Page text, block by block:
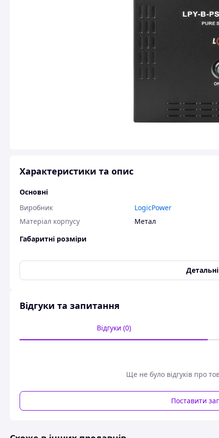
Характеристики та опис
Основні
Виробник
LogicPower
Матеріал корпусу
Метал
Габаритні розміри
Ширина
220 мм
Тип індикації
LCD
50/60
Джерела безперебійного живлення (ДБЖ) з правильною
електрообладнання від акумулятора у разі відключення
Відгуки та запитання
Відгуки (0)
Ще не було відгуків про
Поставити